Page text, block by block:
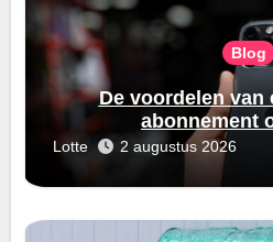
Blog
De voordelen van
abonnement
Lotte 2 augustus 2026